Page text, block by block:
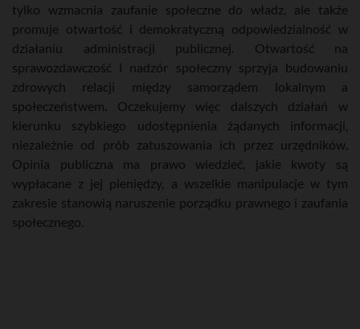
tylko wzmacnia zaufanie społeczne do władz, ale także
promuje otwartość i demokratyczną odpowiedzialność w
działaniu administracji publicznej. Otwartość na
sprawozdawczość i nadzór społeczny sprzyja budowaniu
zdrowych relacji między samorządem lokalnym a
społeczeństwem. Oczekujemy więc dalszych działań w
kierunku szybkiego udostępnienia żądanych informacji,
niezależnie od prób zatuszowania ich przez urzędników.
Opinia publiczna ma prawo wiedzieć, jakie kwoty są
wypłacane z jej pieniędzy, a wszelkie manipulacje w tym
zakresie stanowią naruszenie porządku prawnego i zaufania
społecznego.